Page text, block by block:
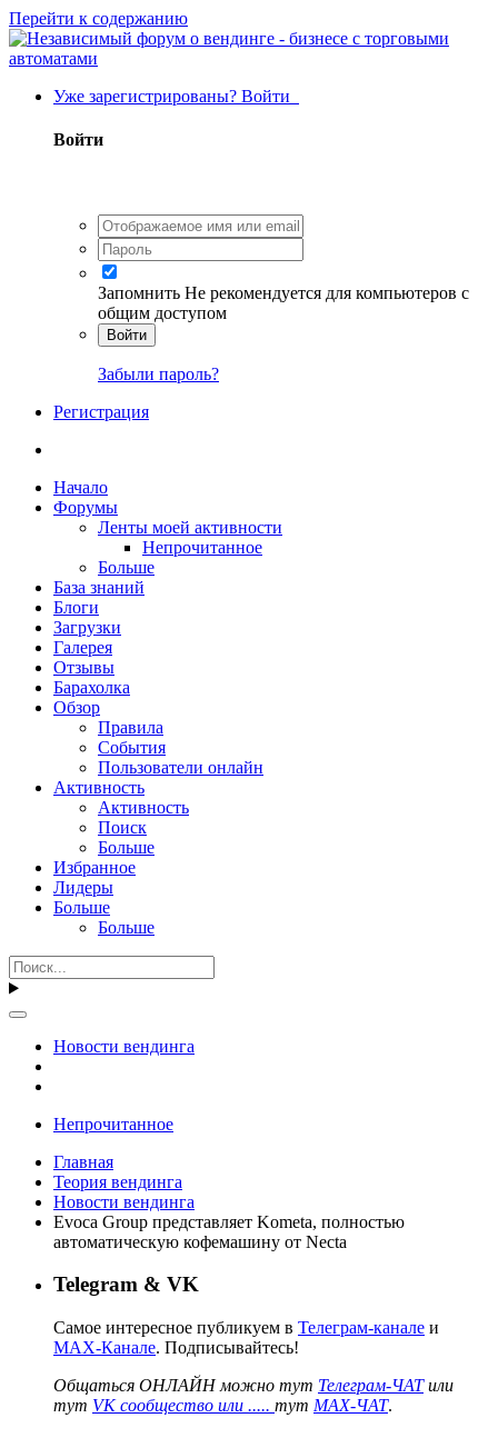
Перейти к содержанию
Уже зарегистрированы? Войти
Войти
Запомнить Не рекомендуется для компьютеров с
общим доступом
Войти
Забыли пароль?
Регистрация
Начало
Форумы
Ленты моей активности
Непрочитанное
Больше
База знаний
Блоги
Загрузки
Галерея
Отзывы
Барахолка
Обзор
Правила
События
Пользователи онлайн
Активность
Активность
Поиск
Больше
Избранное
Лидеры
Больше
Больше
Новости вендинга
Непрочитанное
Главная
Теория вендинга
Новости вендинга
Evoca Group представляет Kometa, полностью
автоматическую кофемашину от Necta
Telegram & VK
Самое интересное публикуем в Телеграм-канале и
MAX-Канале. Подписывайтесь!
Общаться ОНЛАЙН можно тут Телеграм-ЧАТили
тут VK сообщество или ..... тут MAX-ЧАТ.